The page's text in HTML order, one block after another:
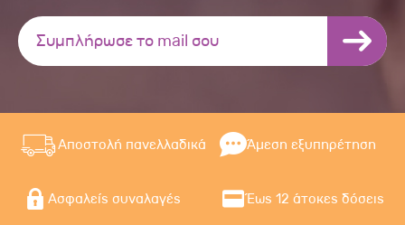
Αποστολή πανελλαδικά Άμεση εξυπηρέτηση
Ασφαλείς συναλαγές Έως 12 άτοκες δόσεις